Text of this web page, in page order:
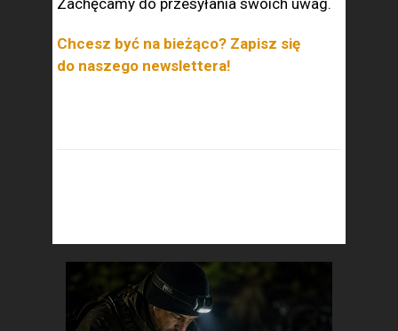
Zachęcamy do przesyłania swoich uwag.
Chcesz być na bieżąco? Zapisz się
do naszego newslettera!